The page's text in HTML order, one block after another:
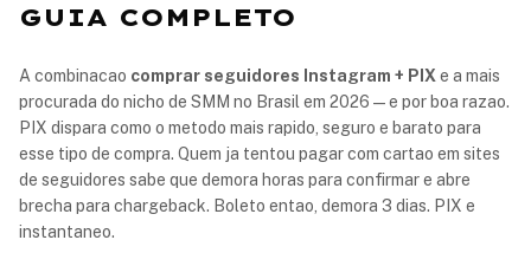
GUIA COMPLETO
A combinacao comprar seguidores Instagram + PIX e a mais
procurada do nicho de SMM no Brasil em 2026 — e por boa razao.
PIX dispara como o metodo mais rapido, seguro e barato para
esse tipo de compra. Quem ja tentou pagar com cartao em sites
de seguidores sabe que demora horas para confirmar e abre
brecha para chargeback. Boleto entao, demora 3 dias. PIX e
instantaneo.